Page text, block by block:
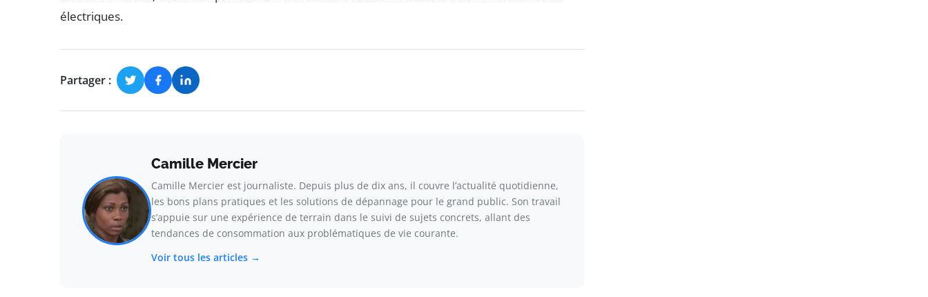
électriques.
Partager :
Camille Mercier
Camille Mercier est journaliste. Depuis plus de dix ans, il couvre l’actualité quotidienne,
les bons plans pratiques et les solutions de dépannage pour le grand public. Son travail
s’appuie sur une expérience de terrain dans le suivi de sujets concrets, allant des
tendances de consommation aux problématiques de vie courante.
Voir tous les articles →